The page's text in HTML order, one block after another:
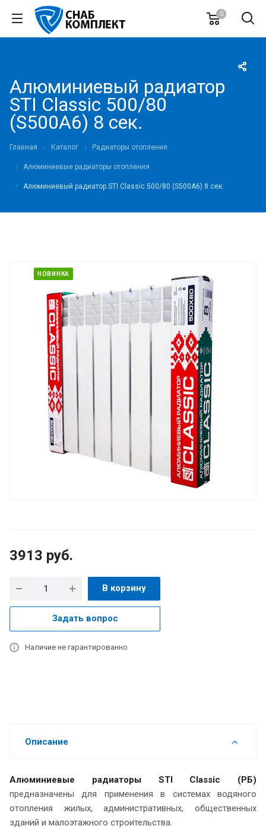
0
Алюминиевый радиатор
STI Classic 500/80
(S500A6) 8 сек.
Главная Каталог Радиаторы отопления
Алюминиевые радиаторы отопления
Алюминиевый радиатор STI Classic 500/80 (S500A6) 8 сек.
НОВИНКА
3913 руб.
В корзину
Задать вопрос
Наличие не гарантированно
Описание
Алюминиевые радиаторы STI Classic (РБ)
предназначены для применения в системах водяного
отопления жилых, административных, общественных
зданий и малоэтажного строительства.